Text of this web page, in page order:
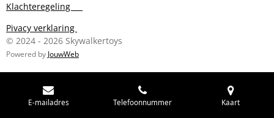
Klachteregeling
Pivacy verklaring
© 2024 - 2026 Skywalkertoys
Powered by JouwWeb
E-mailadres Telefoonnummer Kaart